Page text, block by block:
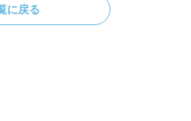
に戻る